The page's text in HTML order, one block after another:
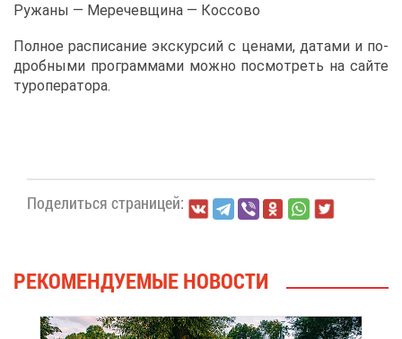
Ру­жа­ны — Ме­ре­чев­щи­на — Кос­со­во
Пол­ное рас­пи­са­ние экс­кур­сий с це­на­ми, да­та­ми и по­
дроб­ны­ми про­грам­ма­ми мож­но по­смот­реть на сай­те
ту­ро­пе­ра­то­ра.
По­де­лить­ся стра­ни­цей:
РЕ­КО­МЕН­ДУ­Е­МЫЕ НО­ВО­СТИ